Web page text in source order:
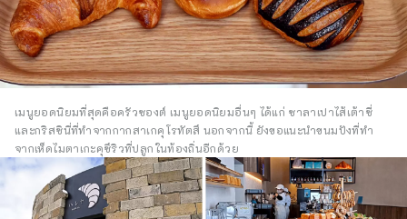
เมนูยอดนิยมที่สุดคือครัวซองต์ เมนูยอดนิยมอื่นๆ ได้แก่ ซาลาเปาไส้เต้าซี่
และกริสซินี่ที่ทำจากกากสาเกคุโรทัตสึ นอกจากนี้ ยังขอแนะนำขนมปังที่ทำ
จากเห็ดไมตาเกะคุซึริวที่ปลูกในท้องถิ่นอีกด้วย